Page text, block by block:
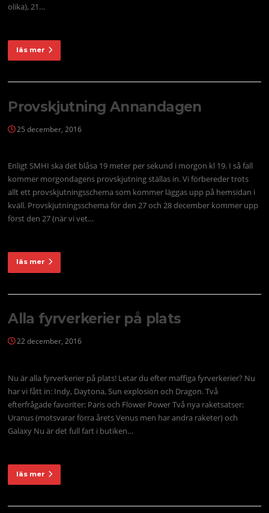
olika), 21…
läs mer
Provskjutning Annandagen
25 december, 2016
Enligt SMHI ska det blåsa 19 meter per sekund i morgon kl 19. I så fall
kommer morgondagens provskjutning ställas in. Vi förbereder trots
allt ett provskjutningsschema som kommer läggas upp på hemsidan i
kväll. Provskjutningsschema för den 27 och 28 december kommer upp
först den 27 (när vi vet…
läs mer
Alla fyrverkerier på plats
22 december, 2016
Nu är alla fyrverkerier på plats! Letar du efter maffiga fyrverkerier? Nu
har vi fått in: Indy, Daytona, Sun explosion och Dragon. Två
efterfrågade favoriter: Paris och Flower Power Två nya raketsatser:
Uranus (motsvarar förra årets Venus men har andra raketer) och
Galaxy Nu är det full fart i butiken…
läs mer